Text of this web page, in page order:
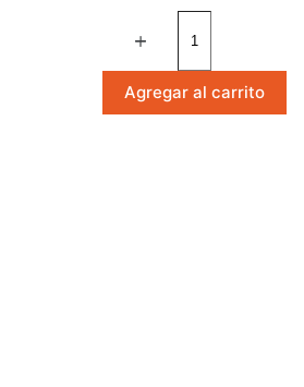
cantidad
Agregar al carrito